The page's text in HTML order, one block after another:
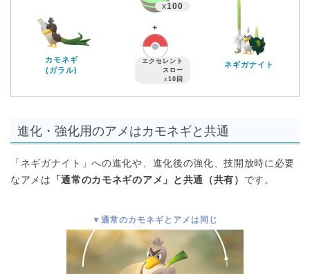
カモネギ
(ガラル)
x100
＋
エクセレント
スロー
x 10回
ネギガナイト
進化・強化用のアメはカモネギと共通
「ネギガナイト」への進化や、進化後の強化、技開放時に必要
なアメは
「通常のカモネギのアメ」と共通（共有） です。
▼通常のカモネギとアメは同じ